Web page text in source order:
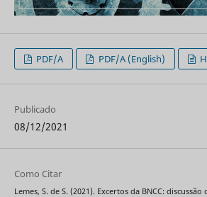
PDF/A PDF/A (English)
Publicado
08/12/2021
Como Citar
Lemes, S. de S. (2021). Excertos da BNCC: